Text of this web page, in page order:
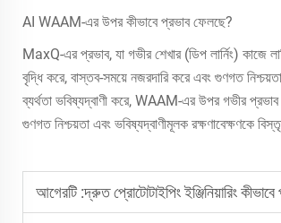
AI WAAM-এর উপর কীভাবে প্রভাব ফেলছে?
MaxQ-এর প্রভাব, যা গভীর শেখার (ডিপ লার্নিং) কাজে
বৃদ্ধি করে, বাস্তব-সময়ে নজরদারি করে এবং গুণগত
ব্যর্থতা ভবিষ্যদ্বাণী করে, WAAM-এর উপর গভীর
গুণগত নিশ্চয়তা এবং ভবিষ্যদ্বাণীমূলক রক্ষণাবেক্ষণকে
আগেরটি :দ্রুত প্রোটোটাইপিং ইঞ্জিনিয়ারিং কীভাবে পণ্য